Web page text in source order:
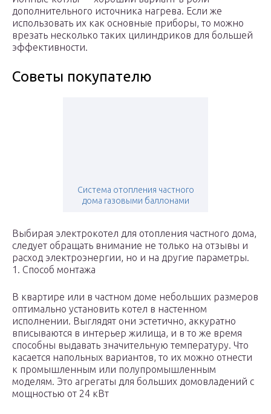
дополнительного источника нагрева. Если же
использовать их как основные приборы, то можно
врезать несколько таких цилиндриков для большей
эффективности.
Советы покупателю
Система отопления частного
дома газовыми баллонами
Выбирая электрокотел для отопления частного дома,
следует обращать внимание не только на отзывы и
расход электроэнергии, но и на другие параметры.
1. Способ монтажа
В квартире или в частном доме небольших размеров
оптимально установить котел в настенном
исполнении. Выглядят они эстетично, аккуратно
вписываются в интерьер жилища, и в то же время
способны выдавать значительную температуру. Что
касается напольных вариантов, то их можно отнести
к промышленным или полупромышленным
моделям. Это агрегаты для больших домовладений с
мощностью от 24 кВт